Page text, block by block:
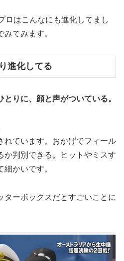
ロはこんなにも進化してまし
てみます。
進化してる
りに、顔と声がついている。
れています。おかげでフィール
か判別できる。ヒットやミスす
かいです。
ターボックスだとすごいことに